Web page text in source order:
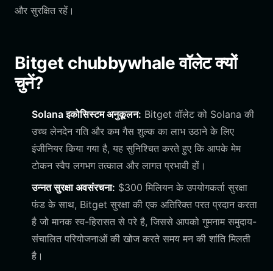
और सुरक्षित रहें।
Bitget chubbywhale वॉलेट क्यों
चुनें?
Solana इकोसिस्टम अनुकूलन: Bitget वॉलेट को Solana की
उच्च लेनदेन गति और कम गैस शुल्क का लाभ उठाने के लिए
इंजीनियर किया गया है, यह सुनिश्चित करते हुए कि आपके मेम
टोकन स्वैप लगभग तत्काल और लागत प्रभावी हों।
उन्नत सुरक्षा अवसंरचना: $300 मिलियन के उपयोगकर्ता सुरक्षा
फंड के साथ, Bitget सुरक्षा की एक अतिरिक्त परत प्रदान करता
है जो मानक स्व-हिरासत से परे है, जिससे आपको गुमनाम समुदाय-
संचालित परियोजनाओं की खोज करते समय मन की शांति मिलती
है।